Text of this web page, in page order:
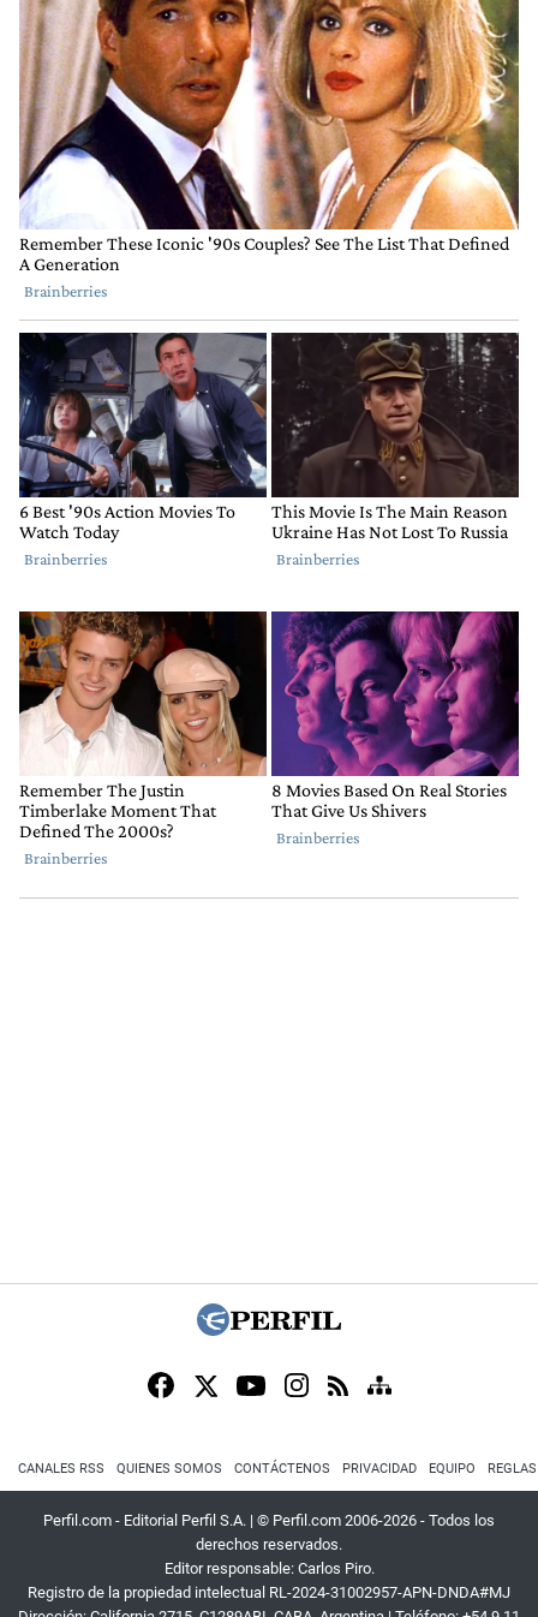
CANALES RSS QUIENES SOMOS CONTÁCTENOS PRIVACIDAD EQUIPO
Perfil.com - Editorial Perfil S.A. | © Perfil.com 2006-2026 - Todos los
derechos reservados.
Editor responsable: Carlos Piro.
Registro de la propiedad intelectual RL-2024-31002957-APN-DNDA#MJ